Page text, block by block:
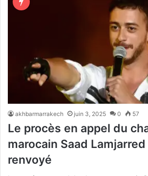
akhbarmarrakech juin 3, 2025 0 57
Le procès en appel du
marocain Saad
renvoyé